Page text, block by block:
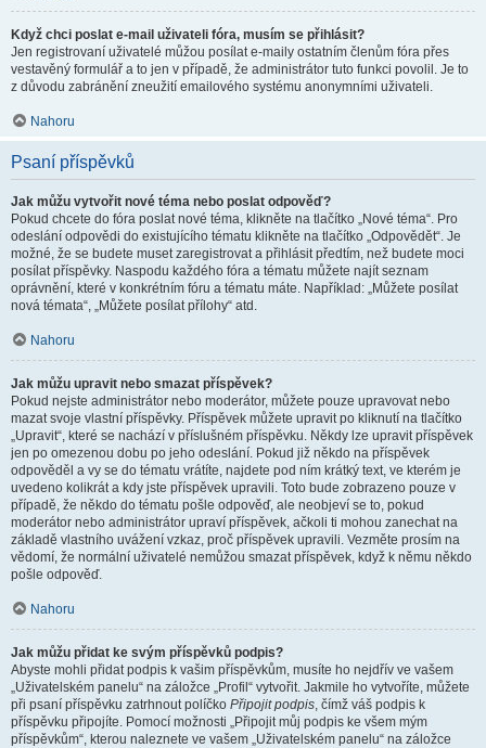
Když chci poslat e-mail uživateli fóra, musím se přihlásit?
Jen registrovaní uživatelé můžou posílat e-maily ostatním členům fóra přes
vestavěný formulář a to jen v případě, že administrátor tuto funkci povolil. Je to
z důvodu zabránění zneužití emailového systému anonymními uživateli.
Nahoru
Psaní příspěvků
Jak můžu vytvořit nové téma nebo poslat odpověď?
Pokud chcete do fóra poslat nové téma, klikněte na tlačítko „Nové téma“. Pro
odeslání odpovědi do existujícího tématu klikněte na tlačítko „Odpovědět“. Je
možné, že se budete muset zaregistrovat a přihlásit předtím, než budete moci
posílat příspěvky. Naspodu každého fóra a tématu můžete najít seznam
oprávnění, které v konkrétním fóru a tématu máte. Například: „Můžete posílat
nová témata“, „Můžete posílat přílohy“ atd.
Nahoru
Jak můžu upravit nebo smazat příspěvek?
Pokud nejste administrátor nebo moderátor, můžete pouze upravovat nebo
mazat svoje vlastní příspěvky. Příspěvek můžete upravit po kliknutí na tlačítko
„Upravit“, které se nachází v příslušném příspěvku. Někdy lze upravit příspěvek
jen po omezenou dobu po jeho odeslání. Pokud již někdo na příspěvek
odpověděl a vy se do tématu vrátíte, najdete pod ním krátký text, ve kterém je
uvedeno kolikrát a kdy jste příspěvek upravili. Toto bude zobrazeno pouze v
případě, že někdo do tématu pošle odpověď, ale neobjeví se to, pokud
moderátor nebo administrátor upraví příspěvek, ačkoli ti mohou zanechat na
základě vlastního uvážení vzkaz, proč příspěvek upravili. Vezměte prosím na
vědomí, že normální uživatelé nemůžou smazat příspěvek, když k němu někdo
pošle odpověď.
Nahoru
Jak můžu přidat ke svým příspěvků podpis?
Abyste mohli přidat podpis k vašim příspěvkům, musíte ho nejdřív ve vašem
„Uživatelském panelu“ na záložce „Profil“ vytvořit. Jakmile ho vytvoříte, můžete
při psaní příspěvku zatrhnout políčko Připojit podpis, čímž váš podpis k
příspěvku připojíte. Pomocí možnosti „Připojit můj podpis ke všem mým
příspěvkům“, kterou naleznete ve vašem „Uživatelském panelu“ na záložce